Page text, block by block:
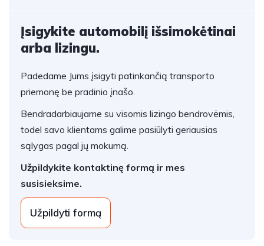
Įsigykite automobilį išsimokėtinai
arba lizingu.
Padedame Jums įsigyti patinkančią transporto
priemonę be pradinio įnašo.
Bendradarbiaujame su visomis lizingo bendrovėmis,
todel savo klientams galime pasiūlyti geriausias
sąlygas pagal jų mokumą.
Užpildykite kontaktinę formą ir mes
susisieksime.
Užpildyti formą